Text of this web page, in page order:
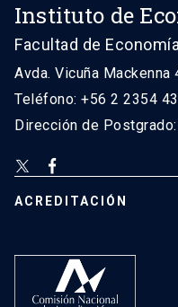
Instituto de
Facultad de
Avda. Vicuña
Teléfono: +56 2 2354
Dirección de
ACREDITACIÓN